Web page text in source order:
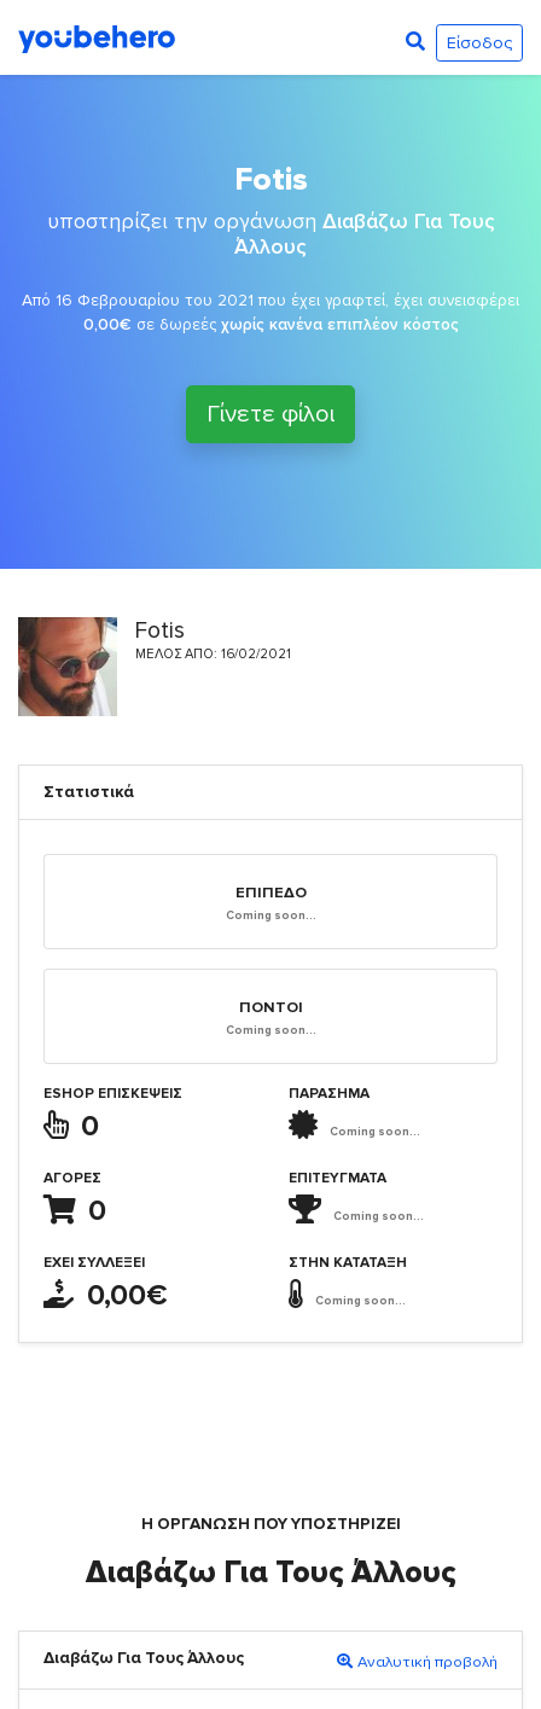
Είσοδος
Fotis
υποστηρίζει την οργάνωση Διαβάζω Για Τους
Άλλους
Από 16 Φεβρουαρίου του 2021 που έχει γραφτεί, έχει συνεισφέρει
0,00€ σε δωρεές χωρίς κανένα επιπλέον κόστος
Γίνετε φίλοι
Fotis
ΜΈΛΟΣ ΑΠΌ: 16/02/2021
Στατιστικά
ΕΠΊΠΕΔΟ
Coming soon...
ΠΌΝΤΟΙ
Coming soon...
ESHOP ΕΠΙΣΚΈΨΕΙΣ
0
ΑΓΟΡΈΣ
0
ΈΧΕΙ ΣΥΛΛΈΞΕΙ
0,00€
ΠΑΡΑΣΗΜΑ
Coming soon...
ΕΠΙΤΕΎΓΜΑΤΑ
Coming soon...
ΣΤΗΝ ΚΑΤΆΤΑΞΗ
Coming soon...
Η ΟΡΓΆΝΩΣΗ ΠΟΥ ΥΠΟΣΤΗΡΙΖΕΙ
Διαβάζω Για Τους Άλλους
Διαβάζω Για Τους Άλλους Αναλυτική προβολή